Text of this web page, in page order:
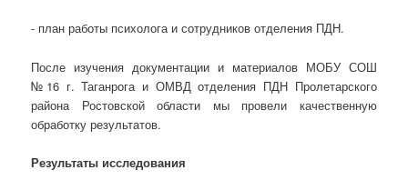
- план работы психолога и сотрудников отделения ПДН.
После изучения документации и материалов МОБУ СОШ
№16 г. Таганрога и ОМВД отделения ПДН Пролетарского
района Ростовской области мы провели качественную
обработку результатов.
Результаты исследования